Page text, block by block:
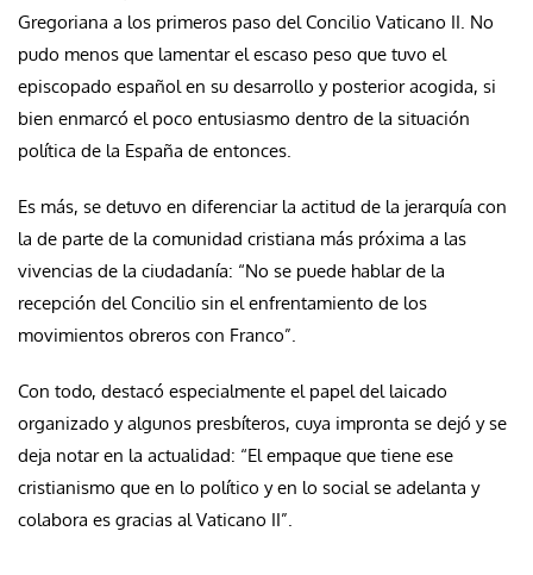
Gregoriana a los primeros paso del Concilio Vaticano II. No
pudo menos que lamentar el escaso peso que tuvo el
episcopado español en su desarrollo y posterior acogida, si
bien enmarcó el poco entusiasmo dentro de la situación
política de la España de entonces.
Es más, se detuvo en diferenciar la actitud de la jerarquía con
la de parte de la comunidad cristiana más próxima a las
vivencias de la ciudadanía: “No se puede hablar de la
recepción del Concilio sin el enfrentamiento de los
movimientos obreros con Franco”.
Con todo, destacó especialmente el papel del laicado
organizado y algunos presbíteros, cuya impronta se dejó y se
deja notar en la actualidad: “El empaque que tiene ese
cristianismo que en lo político y en lo social se adelanta y
colabora es gracias al Vaticano II”.